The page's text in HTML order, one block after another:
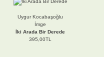
Uygur Kocabaşoğlu
İmge
İki Arada Bir Derede
395,00TL